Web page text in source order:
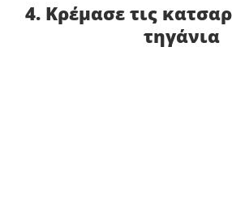
4. Κρέμασε τις
τηγάνια